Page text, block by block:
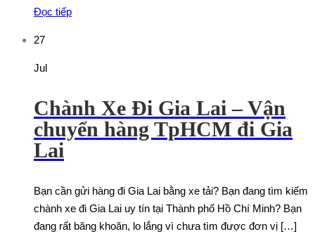
Đọc tiếp
27
Jul
Chành Xe Đi Gia Lai – Vận
chuyển hàng TpHCM đi Gia
Lai
Bạn cần gửi hàng đi Gia Lai bằng xe tải? Bạn đang tìm kiếm
chành xe đi Gia Lai uy tín tại Thành phố Hồ Chí Minh? Bạn
đang rất băng khoăn, lo lắng vì chưa tìm được đơn vị […]